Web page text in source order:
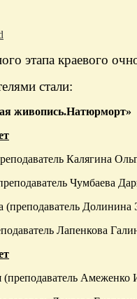
этапа краевого
стали:
живопись.Натюрморт»
Калягина
Чумбаева
(преподаватель Долинина
Лапенкова
(преподаватель Амеженко